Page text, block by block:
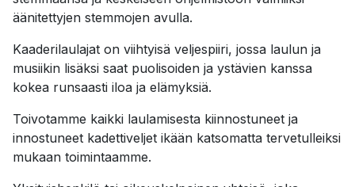
äänitettyjen stemmojen avulla.
Kaaderilaulajat on viihtyisä veljespiiri, jossa laulun ja
musiikin lisäksi saat puolisoiden ja ystävien kanssa
kokea runsaasti iloa ja elämyksiä.
Toivotamme kaikki laulamisesta kiinnostuneet ja
innostuneet kadettiveljet ikään katsomatta tervetulleiksi
mukaan toimintaamme.